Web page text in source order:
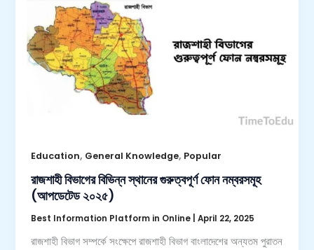
Education, General Knowledge, Popular
রাজশাহী বিভাগের বিভিন্ন স্থানের গুরুত্বপূর্ণ ফোন নম্বরসমূহ
(আপডেটেড ২০২৫)
Best Information Platform in Online |April 22, 2025
রাজশাহী বিভাগ সম্পর্কে সংক্ষেপে রাজশাহী বিভাগ বাংলাদেশের অন্যতম পুরাতন